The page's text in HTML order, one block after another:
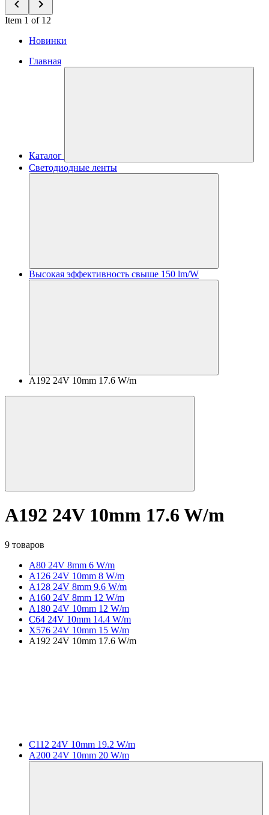
Item 1 of 12
Новинки
Главная
Каталог
Светодиодные ленты
Высокая эффективность свыше 150 lm/W
A192 24V 10mm 17.6 W/m
A192 24V 10mm 17.6 W/m
9 товаров
A80 24V 8mm 6 W/m
A126 24V 10mm 8 W/m
A128 24V 8mm 9.6 W/m
A160 24V 8mm 12 W/m
A180 24V 10mm 12 W/m
C64 24V 10mm 14.4 W/m
X576 24V 10mm 15 W/m
A192 24V 10mm 17.6 W/m
C112 24V 10mm 19.2 W/m
A200 24V 10mm 20 W/m